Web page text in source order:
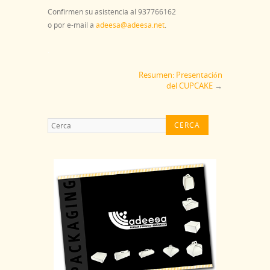
Confirmen su asistencia al 937766162
o por e-mail a adeesa@adeesa.net.
Resumen: Presentación
del CUPCAKE →